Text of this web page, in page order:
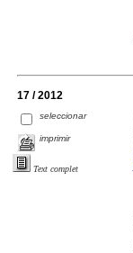
17 / 2012
seleccionar
imprimir
Text complet